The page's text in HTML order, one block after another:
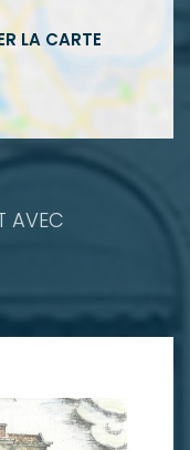
AVEC